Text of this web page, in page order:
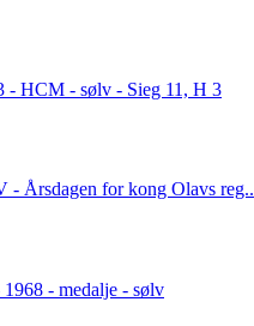
- HCM - sølv - Sieg 11, H 3
- Årsdagen for kong Olavs reg..
- medalje - sølv